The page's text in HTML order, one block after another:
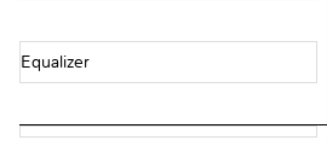
Equalizer